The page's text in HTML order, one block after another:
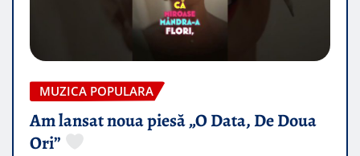
MUZICA POPULARA
Am lansat noua piesă „O Data, De Doua
Ori”